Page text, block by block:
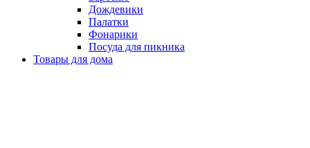
Дождевики
Палатки
Фонарики
Посуда для пикника
Товары для дома